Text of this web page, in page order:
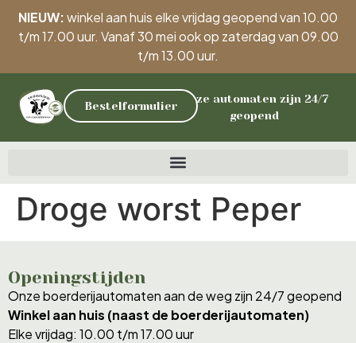
NIEUW:winkel aan huis elke vrijdag geopend van 10.00
t/m 17.00 uur. Vanaf 30 mei ook op zaterdag van 09.00
t/m 13.00 uur.
Onze automaten zijn 24/7
geopend
Bestelformulier
Droge worst Peper
Openingstijden
Onze boerderijautomaten aan de weg zijn 24/7 geopend
Winkel aan huis (naast de boerderijautomaten)
Elke vrijdag: 10.00 t/m 17.00 uur